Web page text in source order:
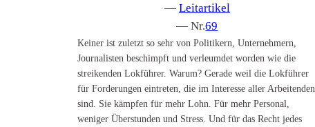
— Leitartikel
— Nr.69
Keiner ist zuletzt so sehr von Politikern, Unternehmern,
Journalisten beschimpft und verleumdet worden wie die
streikenden Lokführer. Warum? Gerade weil die Lokführer
für Forderungen eintreten, die im Interesse aller Arbeitenden
sind. Sie kämpfen für mehr Lohn. Für mehr Personal,
weniger Überstunden und Stress. Und für das Recht jedes